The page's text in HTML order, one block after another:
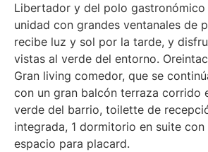
Libertador y del polo gastronómico
unidad con grandes ventanales de
recibe luz y sol por la tarde, y
vistas al verde del entorno.
Gran living comedor, que se
con un gran balcón terraza corrido
verde del barrio, toilette de
integrada, 1 dormitorio en suite
espacio para placard.